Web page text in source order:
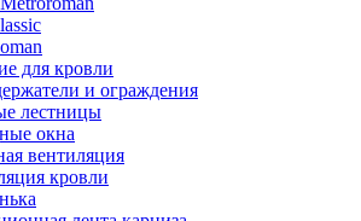
для кровли
и ограждения
лестницы
окна
вентиляция
кровли